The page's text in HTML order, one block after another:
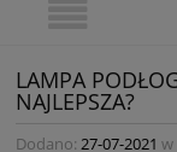
LAMPA
NAJLEPSZA?
Dodano: 27-07-2021 w